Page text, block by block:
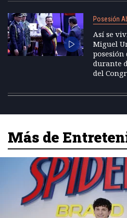
Posesión
Así se
Miguel
posesión
durante
del
Más de